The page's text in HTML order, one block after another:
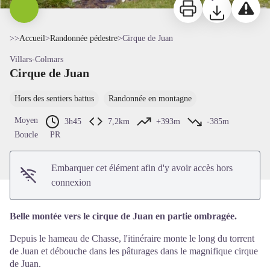
Voir l'image en plein écran
>>Accueil>Randonnée pédestre>Cirque de Juan
Villars-Colmars
Cirque de Juan
Hors des sentiers battus Randonnée en montagne
Moyen 3h45 7,2km +393m
-385m
Boucle
PR
Embarquer cet élément afin d'y avoir accès hors
connexion
Belle montée vers le cirque de Juan en partie ombragée.
Depuis le hameau de Chasse, l'itinéraire monte le long du torrent
de Juan et débouche dans les pâturages dans le magnifique cirque
de Juan.